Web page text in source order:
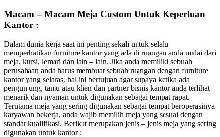
Macam – Macam Meja Custom Untuk Keperluan
Kantor :
Dalam dunia kerja saat ini penting sekali untuk selalu
memperhatikan furniture kantor yang ada di ruangan anda mulai dari
meja, kursi, lemari dan lain – lain. Jika anda memiliki sebuah
perusahaan anda harus membuat sebuah ruangan dengan furniture
kantor yang selaras, hal ini bertujuan agar supaya ketika ada
pengunjung, tamu atau klien dan partner bisnis kantor anda terlihat
menarik dan nyaman untuk digunakan sebagai tempat rapat.
Terutama meja yang sering digunakan sebagai tempat beroperasinya
karyawan bekerja, anda wajib memilih meja yang sesuai dengan
standar kualifikasi. Berikut merupakan jenis – jenis meja yang sering
digunakan untuk kantor :